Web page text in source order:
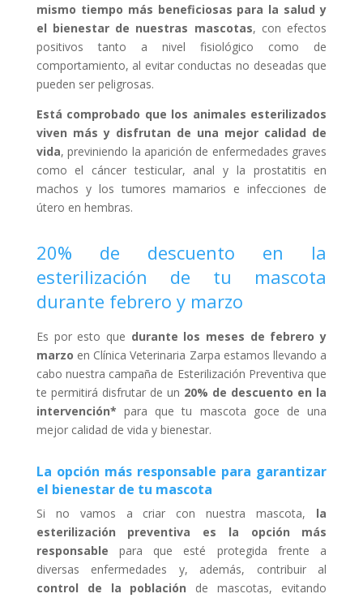
mismo tiempo más beneficiosas para la salud y
el bienestar de nuestras mascotas, con efectos
positivos tanto a nivel fisiológico como de
comportamiento, al evitar conductas no deseadas que
pueden ser peligrosas.
Está comprobado que los animales esterilizados
viven más y disfrutan de una mejor calidad de
vida, previniendo la aparición de enfermedades graves
como el cáncer testicular, anal y la prostatitis en
machos y los tumores mamarios e infecciones de
útero en hembras.
20% de descuento en la
esterilización de tu mascota
durante febrero y marzo
Es por esto que durante los meses de febrero y
marzo en Clínica Veterinaria Zarpa estamos llevando a
cabo nuestra campaña de Esterilización Preventiva que
te permitirá disfrutar de un 20% de descuento en la
intervención* para que tu mascota goce de una
mejor calidad de vida y bienestar.
La opción más responsable para garantizar
el bienestar de tu mascota
Si no vamos a criar con nuestra mascota, la
esterilización preventiva es la opción más
responsable para que esté protegida frente a
diversas enfermedades y, además, contribuir al
control de la población de mascotas, evitando